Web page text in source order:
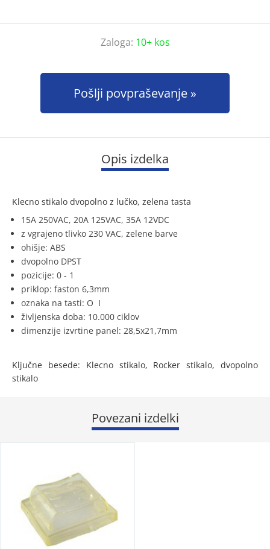
Zaloga: 10+ kos
Pošlji povpraševanje
Opis izdelka
Klecno stikalo dvopolno z lučko, zelena tasta
15A 250VAC, 20A 125VAC, 35A 12VDC
z vgrajeno tlivko 230 VAC, zelene barve
ohišje: ABS
dvopolno DPST
pozicije: 0 - 1
priklop: faston 6,3mm
oznaka na tasti: O I
življenska doba: 10.000 ciklov
dimenzije izvrtine panel: 28,5x21,7mm
Ključne besede: Klecno stikalo, Rocker stikalo, dvopolno
stikalo
Povezani izdelki